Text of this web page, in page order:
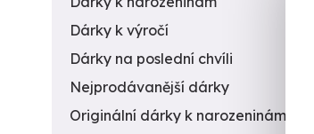
Dárky k výročí
Dárky na poslední chvíli
Nejprodávanější dárky
Originální dárky k narozeninám